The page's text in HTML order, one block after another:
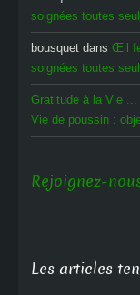
soignées toutes
bousquet dans Œil
soignées toutes
Gratitude à la Vie
Vie de poussin :
Rejoignez-
Les articles